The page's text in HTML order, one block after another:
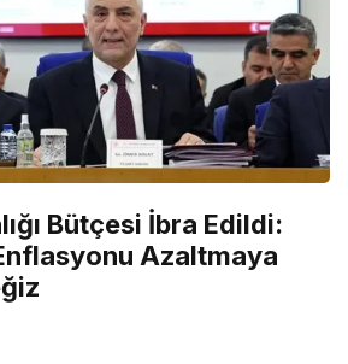
Bütçesi İbra Edildi:
Azaltmaya